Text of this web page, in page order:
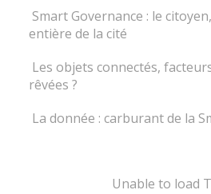
Smart Governance : le
entière de la cité
Les objets connectés,
rêvées ?
La donnée : carburant de la
Unable to load